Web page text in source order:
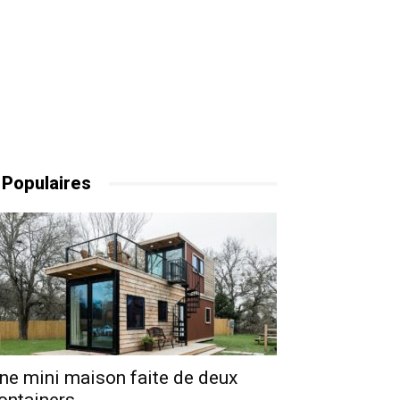
mini maison faite de deux